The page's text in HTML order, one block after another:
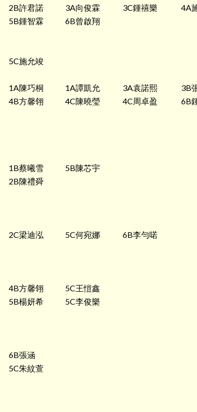
2B許君諾 3A向俊霖 3C鍾禧樂
4A
5B鍾智霖 6B曾啟翔
5C施允竣
1A陳巧桐 1A譚凱允 3A袁諾熙
3B
4B方馨翎 4C陳曉瑩 4C周卓盈 6B
1B蔡曦雪
5B陳芯宇
2B陳禮舜
2C梁迪泓 5C何宛娜 6B李勻喏
4B方馨翎
5C王愷鑫
5B楊妍希 5C李俊樂
6B張涵
5C朱紋萱